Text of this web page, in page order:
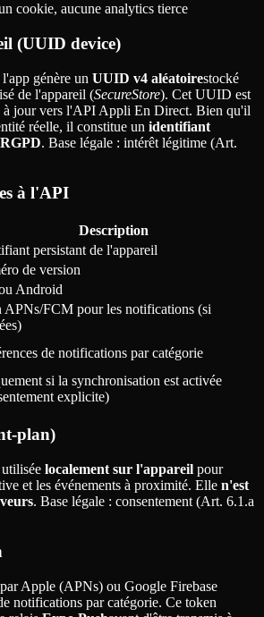
cookie, aucune analytics tierce
(UUID device)
génère un UUID v4 aléatoirestocké
de l'appareil (SecureStore). Cet UUID est
à jour vers l'API Appli En Direct. Bien qu'il
réelle, il constitue un identifiant
. Base légale : intérêt légitime (Art.
à l'API
Description
persistant de l'appareil
de version
Android
APNs/FCM pour les notifications (si
de notifications par catégorie
si la synchronisation est activée
explicite)
plan)
localement sur l'appareil pour
et les événements à proximité. Elle n'est
. Base légale : consentement (Art. 6.1.a
Apple (APNs) ou Google Firebase
notifications par catégorie. Ce token